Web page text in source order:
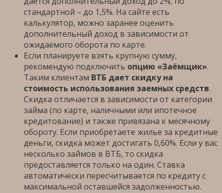
стандартной – до 1,5%. На сайте есть
калькулятор, можно заранее оценить
дополнительный доход в зависимости от
ожидаемого оборота по карте.
Если планируете взять крупную сумму,
рекомендую подключить опцию «Заёмщик».
Таким клиентам ВТБ дает скидку на
стоимость использования заемных средств.
Скидка отличается в зависимости от категории
займа (по карте, наличными или ипотечное
кредитование) и также привязана к месячному
обороту. Если приобретаете жилье за кредитные
деньги, скидка может достигать 0,60%. Если у вас
несколько займов в ВТБ, то скидка
предоставляется только на один. Ставка
автоматически пересчитывается по кредиту с
максимальной оставшейся задолженностью.